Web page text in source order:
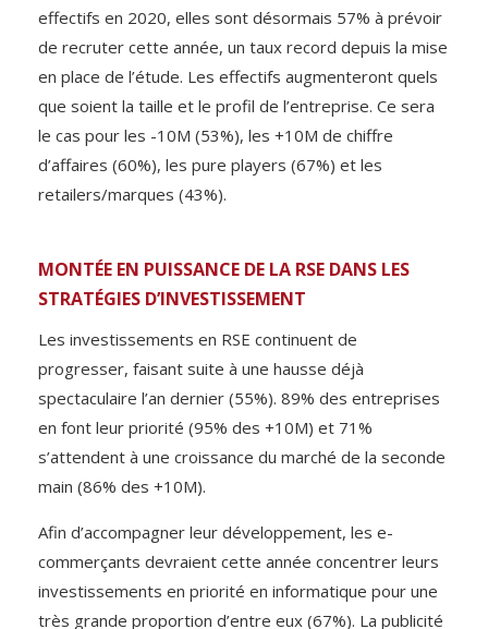
effectifs en 2020, elles sont désormais 57% à prévoir
de recruter cette année, un taux record depuis la mise
en place de l’étude. Les effectifs augmenteront quels
que soient la taille et le profil de l’entreprise. Ce sera
le cas pour les -10M (53%), les +10M de chiffre
d’affaires (60%), les pure players (67%) et les
retailers/marques (43%).
MONTÉE EN PUISSANCE DE LA RSE DANS LES
STRATÉGIES D’INVESTISSEMENT
Les investissements en RSE continuent de
progresser, faisant suite à une hausse déjà
spectaculaire l’an dernier (55%). 89% des entreprises
en font leur priorité (95% des +10M) et 71%
s’attendent à une croissance du marché de la seconde
main (86% des +10M).
Afin d’accompagner leur développement, les e-
commerçants devraient cette année concentrer leurs
investissements en priorité en informatique pour une
très grande proportion d’entre eux (67%). La publicité